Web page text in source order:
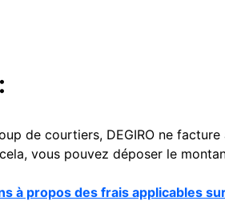
de courtiers, DEGIRO ne
vous pouvez déposer le
à propos des frais applicables